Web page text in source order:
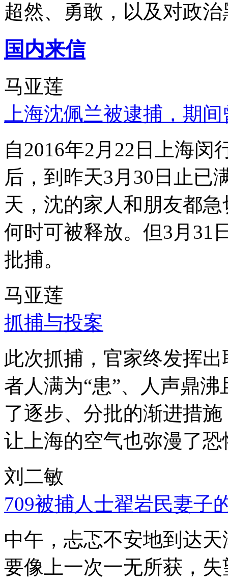
超然、勇敢，以及对政
国内来信
马亚莲
上海沈佩兰被逮捕，期
自2016年2月22日上海
后，到昨天3月30日止已
天，沈的家人和朋友都
何时可被释放。但3月31
批捕。
马亚莲
抓捕与投案
此次抓捕，官家终发挥
者人满为“患”、人声鼎
了逐步、分批的渐进措
让上海的空气也弥漫了
刘二敏
709被捕人士翟岩民妻子
中午，忐忑不安地到达
要像上一次一无所获，